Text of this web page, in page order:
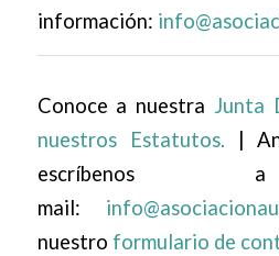
información:
Conoce a nuestra Junta
nuestros Estatutos. |
escríbenos
mail:
nuestro formulario de